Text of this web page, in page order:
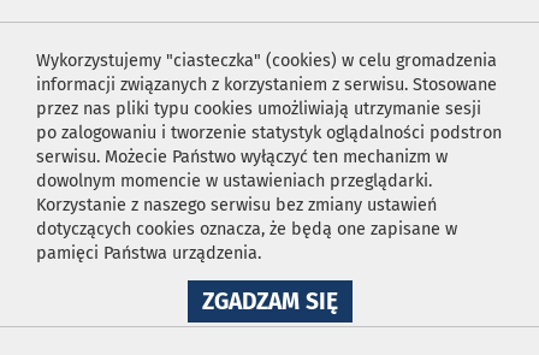
Wykorzystujemy "ciasteczka" (cookies) w celu gromadzenia
informacji związanych z korzystaniem z serwisu. Stosowane
przez nas pliki typu cookies umożliwiają utrzymanie sesji
po zalogowaniu i tworzenie statystyk oglądalności podstron
serwisu. Możecie Państwo wyłączyć ten mechanizm w
dowolnym momencie w ustawieniach przeglądarki.
Korzystanie z naszego serwisu bez zmiany ustawień
dotyczących cookies oznacza, że będą one zapisane w
pamięci Państwa urządzenia.
ZGADZAM SIĘNA
WYKORZYSTANIE